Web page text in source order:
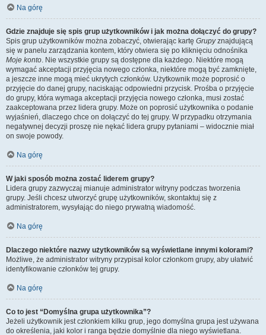
Na górę
Gdzie znajduje się spis grup użytkowników i jak można dołączyć do grupy?
Spis grup użytkowników można zobaczyć, otwierając kartę Grupyznajdującą
się w panelu zarządzania kontem, który otwiera się po kliknięciu odnośnika
Moje konto. Nie wszystkie grupy są dostępne dla każdego. Niektóre mogą
wymagać akceptacji przyjęcia nowego członka, niektóre mogą być zamknięte,
a jeszcze inne mogą mieć ukrytych członków. Użytkownik może poprosić o
przyjęcie do danej grupy, naciskając odpowiedni przycisk. Prośba o przyjęcie
do grupy, która wymaga akceptacji przyjęcia nowego członka, musi zostać
zaakceptowana przez lidera grupy. Może on poprosić użytkownika o podanie
wyjaśnień, dlaczego chce on dołączyć do tej grupy. W przypadku otrzymania
negatywnej decyzji proszę nie nękać lidera grupy pytaniami – widocznie miał
on swoje powody.
Na górę
W jaki sposób można zostać liderem grupy?
Lidera grupy zazwyczaj mianuje administrator witryny podczas tworzenia
grupy. Jeśli chcesz utworzyć grupę użytkowników, skontaktuj się z
administratorem, wysyłając do niego prywatną wiadomość.
Na górę
Dlaczego niektóre nazwy użytkowników są wyświetlane innymi kolorami?
Możliwe, że administrator witryny przypisał kolor członkom grupy, aby ułatwić
identyfikowanie członków tej grupy.
Na górę
Co to jest “Domyślna grupa użytkownika”?
Jeżeli użytkownik jest członkiem kilku grup, jego domyślna grupa jest używana
do określenia, jaki kolor i ranga będzie domyślnie dla niego wyświetlana.